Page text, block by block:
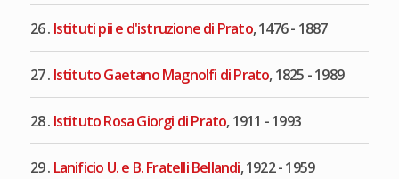
26 . Istituti pii e d'istruzione di Prato, 1476 - 1887
27 . Istituto Gaetano Magnolfi di Prato, 1825 - 1989
28 . Istituto Rosa Giorgi di Prato, 1911 - 1993
29 . Lanificio U. e B. Fratelli Bellandi, 1922 - 1959